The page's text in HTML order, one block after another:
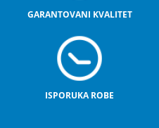
GARANTOVANI KVALITET
ISPORUKA ROBE